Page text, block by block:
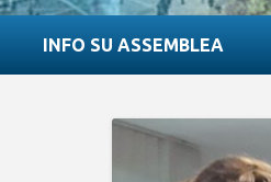
INFO SU ASSEMBLEA